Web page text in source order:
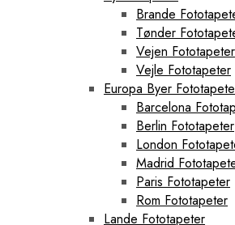
Brande
Tønder
Vejen Fototapeter
Vejle Fototapeter
Europa Byer
Barcelona
Berlin Fototapeter
London
Madrid
Paris Fototapeter
Rom Fototapeter
Lande Fototapeter